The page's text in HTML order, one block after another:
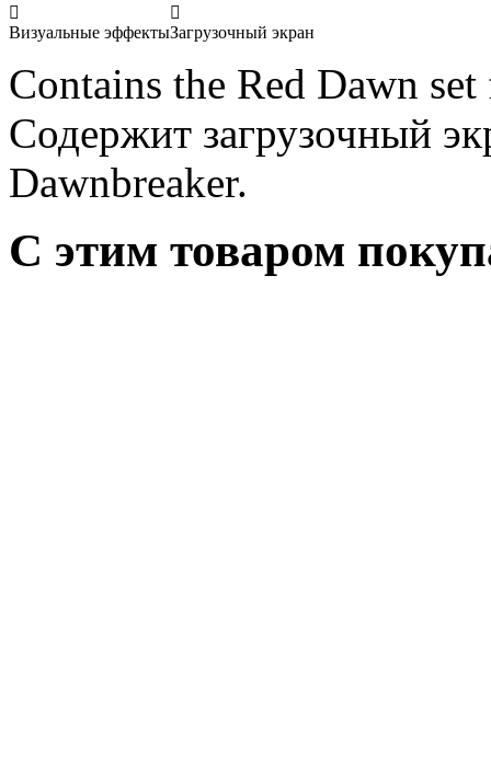
Визуальные эффектыЗагрузочный экран
Contains the Red Dawn
Содержит загрузочный
Dawnbreaker.
С этим товаром